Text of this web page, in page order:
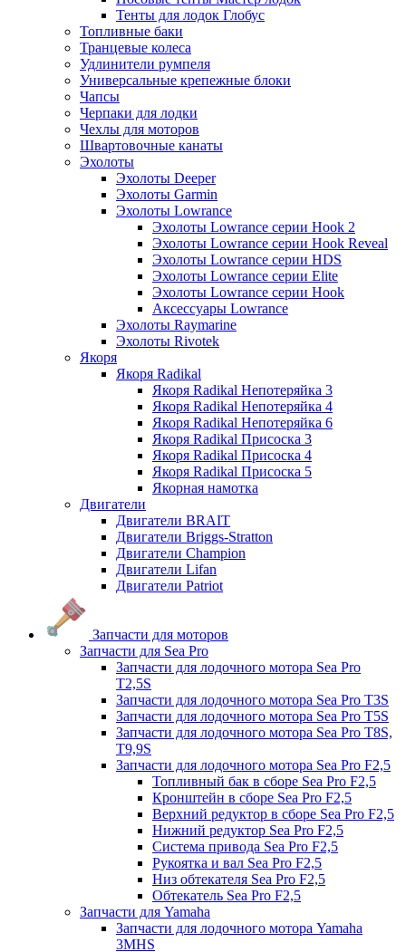
Тенты для лодок Глобус
Топливные баки
Транцевые колеса
Удлинители румпеля
Универсальные крепежные блоки
Чапсы
Черпаки для лодки
Чехлы для моторов
Швартовочные канаты
Эхолоты
Эхолоты Deeper
Эхолоты Garmin
Эхолоты Lowrance
Эхолоты Lowrance серии Hook 2
Эхолоты Lowrance серии Hook Reveal
Эхолоты Lowrance серии HDS
Эхолоты Lowrance серии Elite
Эхолоты Lowrance серии Hook
Аксессуары Lowrance
Эхолоты Raymarine
Эхолоты Rivotek
Якоря
Якоря Radikal
Якоря Radikal Непотеряйка 3
Якоря Radikal Непотеряйка 4
Якоря Radikal Непотеряйка 6
Якоря Radikal Присоска 3
Якоря Radikal Присоска 4
Якоря Radikal Присоска 5
Якорная намотка
Двигатели
Двигатели BRAIT
Двигатели Briggs-Stratton
Двигатели Champion
Двигатели Lifan
Двигатели Patriot
Запчасти для моторов
Запчасти для Sea Pro
Запчасти для лодочного мотора Sea Pro
Т2,5S
Запчасти для лодочного мотора Sea Pro Т3S
Запчасти для лодочного мотора Sea Pro Т5S
Запчасти для лодочного мотора Sea Pro Т8S,
T9,9S
Запчасти для лодочного мотора Sea Pro F2,5
Топливный бак в сборе Sea Pro F2,5
Кронштейн в сборе Sea Pro F2,5
Верхний редуктор в сборе Sea Pro F2,5
Нижний редуктор Sea Pro F2,5
Система привода Sea Pro F2,5
Рукоятка и вал Sea Pro F2,5
Низ обтекателя Sea Pro F2,5
Обтекатель Sea Pro F2,5
Запчасти для Yamaha
Запчасти для лодочного мотора Yamaha
3MHS